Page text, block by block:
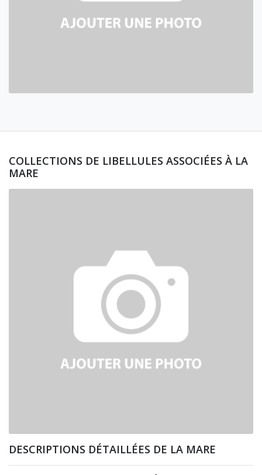
COLLECTIONS DE LIBELLULES ASSOCIÉES À LA
MARE
DESCRIPTIONS DÉTAILLÉES DE LA MARE